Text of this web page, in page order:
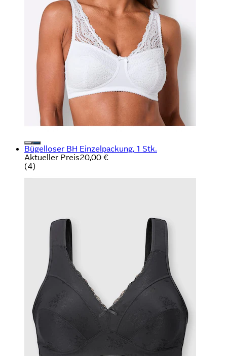
Bügelloser BH Einzelpackung, 1 Stk.
Aktueller Preis20,00 €
(4)